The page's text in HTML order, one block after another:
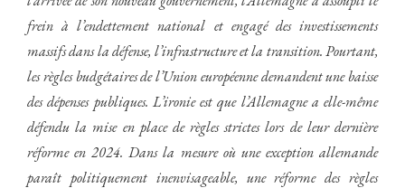
frein à l’endettement national et engagé des investissements
massifs dans la défense, l’infrastructure et la transition. Pourtant,
les règles budgétaires de l’Union européenne demandent une baisse
des dépenses publiques. L’ironie est que l’Allemagne a elle-même
défendu la mise en place de règles strictes lors de leur dernière
réforme en 2024. Dans la mesure où une exception allemande
paraît politiquement inenvisageable, une réforme des règles